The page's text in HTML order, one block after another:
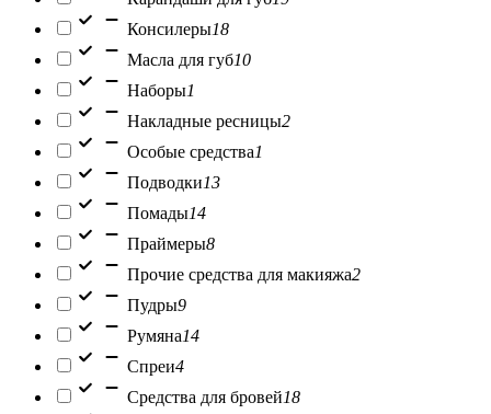
Консилеры18
Масла для губ10
Наборы1
Накладные ресницы2
Особые средства1
Подводки13
Помады14
Праймеры8
Прочие средства для макияжа2
Пудры9
Румяна14
Спреи4
Средства для бровей18